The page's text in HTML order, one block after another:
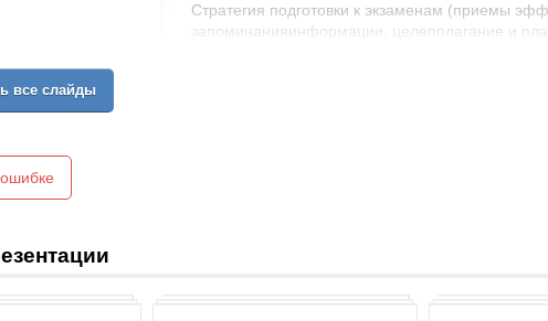
Стратегия подготовки к экзаменам (приемы
запоминанияинформации, целеполагание и
все слайды